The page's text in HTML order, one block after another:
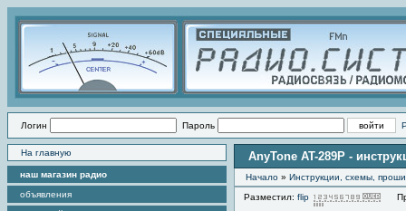
Логин Пароль
На главную
наш магазин радио
объявления
AnyTone AT-289P -
Начало » Инструкции, схемы,
Разместил: flip